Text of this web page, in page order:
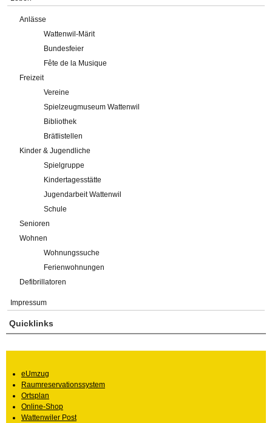
Anlässe
Wattenwil-Märit
Bundesfeier
Fête de la Musique
Freizeit
Vereine
Spielzeugmuseum Wattenwil
Bibliothek
Brätlistellen
Kinder & Jugendliche
Spielgruppe
Kindertagesstätte
Jugendarbeit Wattenwil
Schule
Senioren
Wohnen
Wohnungssuche
Ferienwohnungen
Defibrillatoren
Impressum
Quicklinks
eUmzug
Raumreservationssystem
Ortsplan
Online-Shop
Wattenwiler Post